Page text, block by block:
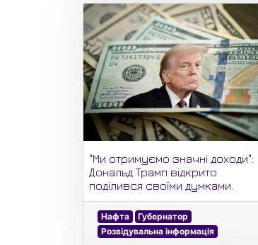
"Ми отримуємо значні доходи":
Дональд Трамп відкрито
поділився своїми думками.
Нафта
Губернатор
Розвідувальна інформація